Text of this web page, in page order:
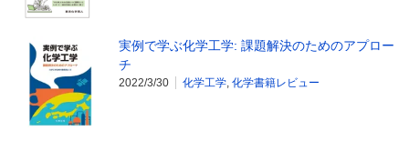
実例で学ぶ化学工学: 課題解決のためのアプロー
チ
2022/3/30 化学工学, 化学書籍レビュー